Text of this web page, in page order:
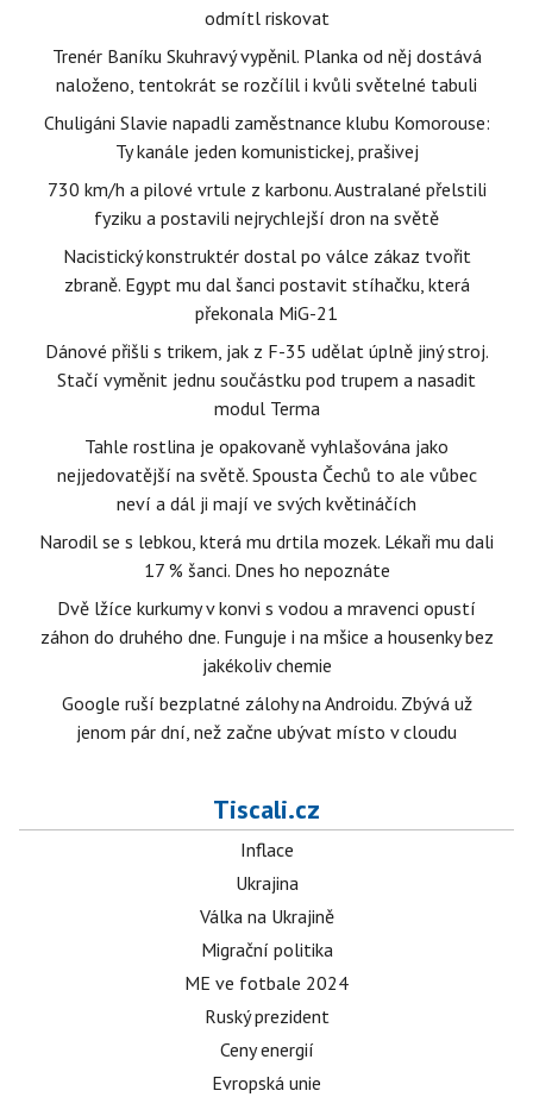
odmítl riskovat
Trenér Baníku Skuhravý vypěnil. Planka od něj dostává
naloženo, tentokrát se rozčílil i kvůli světelné tabuli
Chuligáni Slavie napadli zaměstnance klubu Komorouse:
Ty kanále jeden komunistickej, prašivej
730 km/h a pilové vrtule z karbonu. Australané přelstili
fyziku a postavili nejrychlejší dron na světě
Nacistický konstruktér dostal po válce zákaz tvořit
zbraně. Egypt mu dal šanci postavit stíhačku, která
překonala MiG-21
Dánové přišli s trikem, jak z F-35 udělat úplně jiný stroj.
Stačí vyměnit jednu součástku pod trupem a nasadit
modul Terma
Tahle rostlina je opakovaně vyhlašována jako
nejjedovatější na světě. Spousta Čechů to ale vůbec
neví a dál ji mají ve svých květináčích
Narodil se s lebkou, která mu drtila mozek. Lékaři mu dali
17 % šanci. Dnes ho nepoznáte
Dvě lžíce kurkumy v konvi s vodou a mravenci opustí
záhon do druhého dne. Funguje i na mšice a housenky bez
jakékoliv chemie
Google ruší bezplatné zálohy na Androidu. Zbývá už
jenom pár dní, než začne ubývat místo v cloudu
Tiscali.cz
Inflace
Ukrajina
Válka na Ukrajině
Migrační politika
ME ve fotbale 2024
Ruský prezident
Ceny energií
Evropská unie